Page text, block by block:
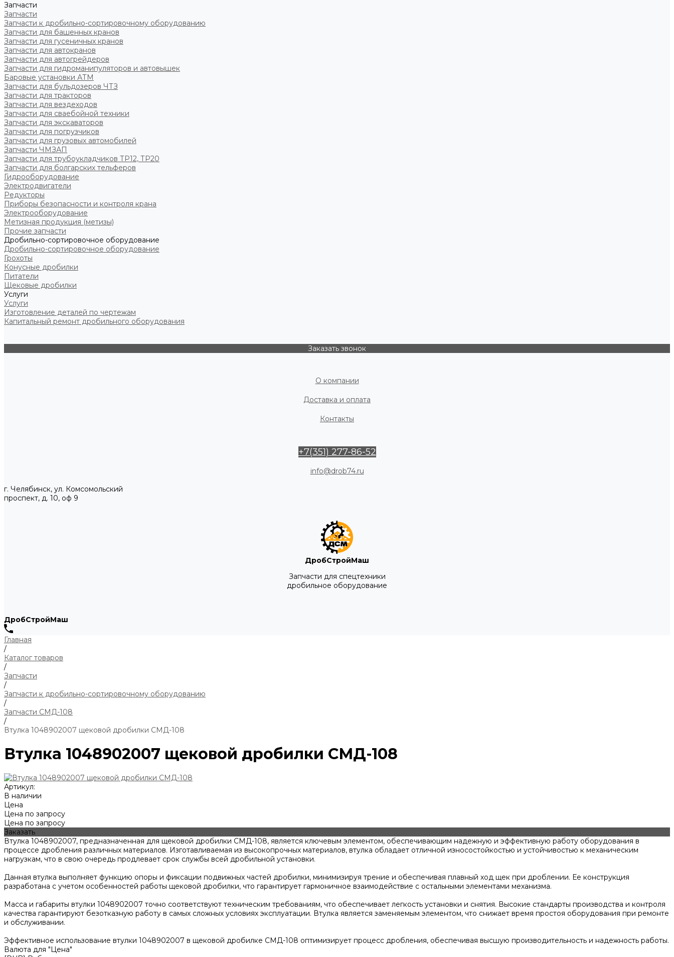
Запчасти
Запчасти
Запчасти к дробильно-сортировочному оборудованию
Запчасти для башенных кранов
Запчасти для гусеничных кранов
Запчасти для автокранов
Запчасти для автогрейдеров
Запчасти для гидроманипуляторов и автовышек
Баровые установки АТМ
Запчасти для бульдозеров ЧТЗ
Запчасти для тракторов
Запчасти для вездеходов
Запчасти для сваебойной техники
Запчасти для экскаваторов
Запчасти для погрузчиков
Запчасти для грузовых автомобилей
Запчасти ЧМЗАП
Запчасти для трубоукладчиков ТР12, ТР20
Запчасти для болгарских тельферов
Гидрооборудование
Электродвигатели
Редукторы
Приборы безопасности и контроля крана
Электрооборудование
Метизная продукция (метизы)
Прочие запчасти
Дробильно-сортировочное оборудование
Дробильно-сортировочное оборудование
Грохоты
Конусные дробилки
Питатели
Щековые дробилки
Услуги
Услуги
Изготовление деталей по чертежам
Капитальный ремонт дробильного оборудования
Заказать звонок
О компании
Доставка и оплата
Контакты
+7(351) 277-86-52
info@drob74.ru
г. Челябинск, ул. Комсомольский
проспект, д. 10, оф 9
ДробСтройМаш
Запчасти для спецтехники
дробильное оборудование
ДробСтройМаш
Главная
/
Каталог товаров
/
Запчасти
/
Запчасти к дробильно-сортировочному оборудованию
/
Запчасти СМД-108
/
Втулка 1048902007 щековой дробилки СМД-108
Втулка 1048902007 щековой дробилки СМД-108
Артикул:
В наличии
Цена
Цена по запросу
Цена по запросу
Заказать
Втулка 1048902007, предназначенная для щековой дробилки СМД-108, является ключевым элементом, обеспечивающим надежную и эффективную работу оборудования в
процессе дробления различных материалов. Изготавливаемая из высокопрочных материалов, втулка обладает отличной износостойкостью и устойчивостью к механическим
нагрузкам, что в свою очередь продлевает срок службы всей дробильной установки.
Данная втулка выполняет функцию опоры и фиксации подвижных частей дробилки, минимизируя трение и обеспечивая плавный ход щек при дроблении. Ее конструкция
разработана с учетом особенностей работы щековой дробилки, что гарантирует гармоничное взаимодействие с остальными элементами механизма.
Масса и габариты втулки 1048902007 точно соответствуют техническим требованиям, что обеспечивает легкость установки и снятия. Высокие стандарты производства и контроля
качества гарантируют безотказную работу в самых сложных условиях эксплуатации. Втулка является заменяемым элементом, что снижает время простоя оборудования при ремонте
и обслуживании.
Эффективное использование втулки 1048902007 в щековой дробилке СМД-108 оптимизирует процесс дробления, обеспечивая высшую производительность и надежность работы.
Валюта для "Цена"